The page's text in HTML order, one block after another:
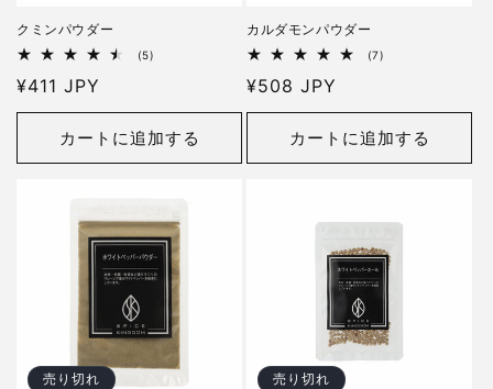
クミンパウダー
(5)
ー
数
の
合
通
常
格
¥411 JPY
カートに追加する
カルダモンパウダー
(7)
ー
数
の
合
通
常
格
¥508 JPY
カートに追加する
売り切れ 売り切れ